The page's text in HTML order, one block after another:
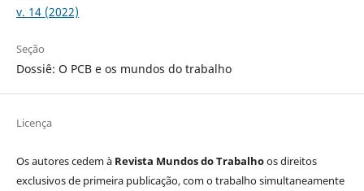
v. 14 (2022)
Seção
Dossiê: O PCB e os mundos do trabalho
Licença
Os autores cedem à Revista Mundos do Trabalhoos direitos
exclusivos de primeira publicação, com o trabalho simultaneamente